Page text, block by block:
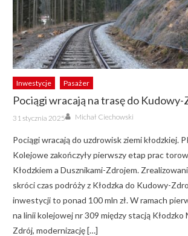
Inwestycje Pasażer
Pociągi wracają na trasę do
Posted
on
31 stycznia 2025 Author
Michał Ciechowski
Pociągi wracają do uzdrowisk ziemi kłodzkiej.
Kolejowe zakończyły pierwszy etap prac
Kłodzkiem a Dusznikami-Zdrojem.
skróci czas podróży z Kłodzka do Kudowy-
inwestycji to ponad 100 mln zł. W ramach
na linii kolejowej nr 309 między stacją Kłodzko
Zdrój, modernizację […]